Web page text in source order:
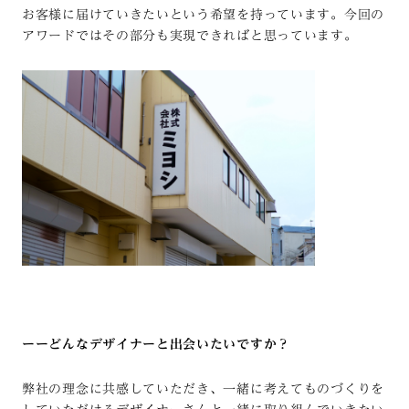
お客様に届けていきたいという希望を持っています。今回の
アワードではその部分も実現できればと思っています。
ーーどんなデザイナーと出会いたいですか？
弊社の理念に共感していただき、一緒に考えてものづくりを